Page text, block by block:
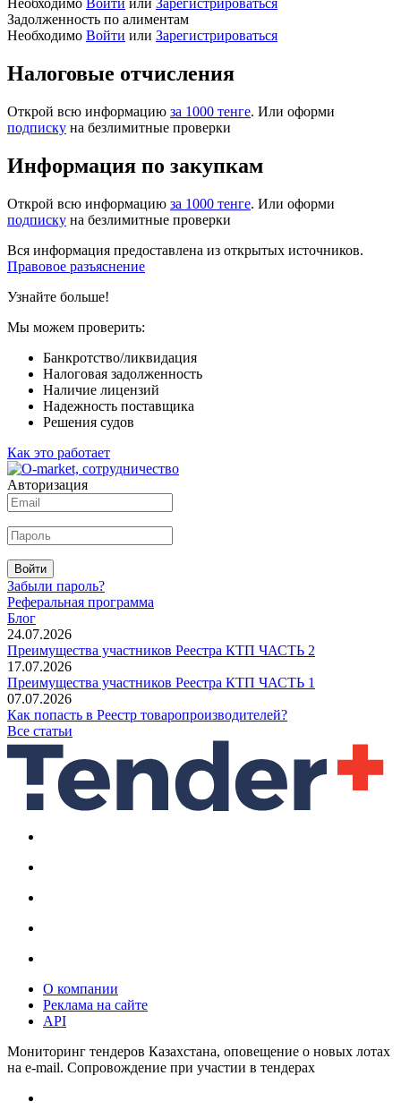
Необходимо Войти или Зарегистрироваться
Задолженность по алиментам
Необходимо Войти или Зарегистрироваться
Налоговые отчисления
Открой всю информацию за 1000 тенге. Или оформи
подписку на безлимитные проверки
Информация по закупкам
Открой всю информацию за 1000 тенге. Или оформи
подписку на безлимитные проверки
Вся информация предоставлена из открытых источников.
Правовое разъяснение
Узнайте больше!
Мы можем проверить:
Банкротство/ликвидация
Налоговая задолженность
Наличие лицензий
Надежность поставщика
Решения судов
Как это работает
Авторизация
Войти
Забыли пароль?
Реферальная программа
Блог
24.07.2026
Преимущества участников Реестра КТП ЧАСТЬ 2
17.07.2026
Преимущества участников Реестра КТП ЧАСТЬ 1
07.07.2026
Как попасть в Реестр товаропроизводителей?
Все статьи
О компании
Реклама на сайте
API
Мониторинг тендеров Казахстана, оповещение о новых лотах
на e-mail. Сопровождение при участии в тендерах